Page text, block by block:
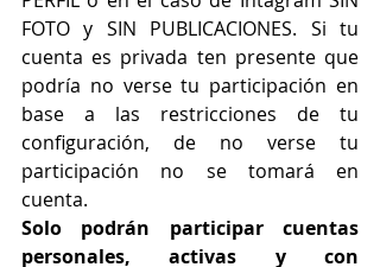
FOTO y SIN PUBLICACIONES. Si tu
cuenta es privada ten presente que
podría no verse tu participación en
base a las restricciones de tu
configuración, de no verse tu
participación no se tomará en
cuenta.
Solo podrán participar cuentas
personales, activas y con